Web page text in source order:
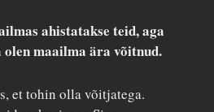
ahistatakse teid, aga
maailma ära võitnud.
et tohin olla võitjatega.